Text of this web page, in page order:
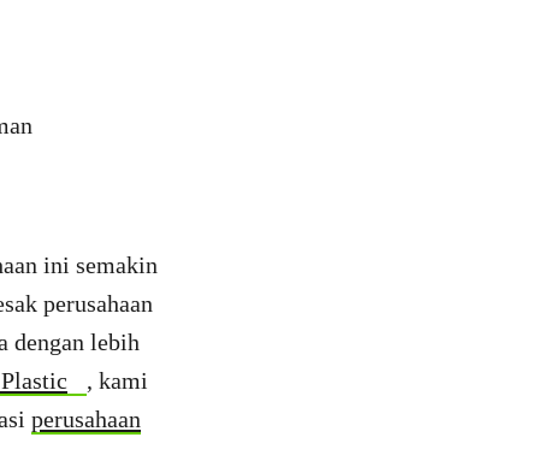
ini semakin
perusahaan
dengan lebih
, kami
perusahaan